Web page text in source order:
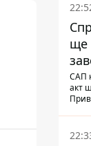
ще
САП
акт